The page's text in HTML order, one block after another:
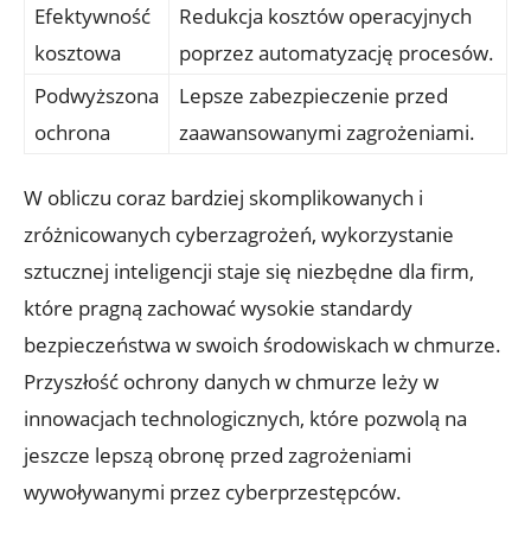
Efektywność
kosztowa
Redukcja ‌kosztów operacyjnych
poprzez automatyzację procesów.
Podwyższona
ochrona
Lepsze​ zabezpieczenie‍ przed
zaawansowanymi zagrożeniami.
W obliczu coraz ‌bardziej skomplikowanych i
zróżnicowanych cyberzagrożeń,‍ wykorzystanie
sztucznej inteligencji ‍staje się ⁤niezbędne dla⁤ firm, ​
które pragną zachować⁣ wysokie standardy
bezpieczeństwa w swoich środowiskach w⁣ chmurze.
Przyszłość ochrony danych‌ w chmurze leży w
innowacjach‍ technologicznych, które‌ pozwolą ⁤na
jeszcze lepszą obronę⁢ przed zagrożeniami
wywoływanymi‍ przez ⁤cyberprzestępców.